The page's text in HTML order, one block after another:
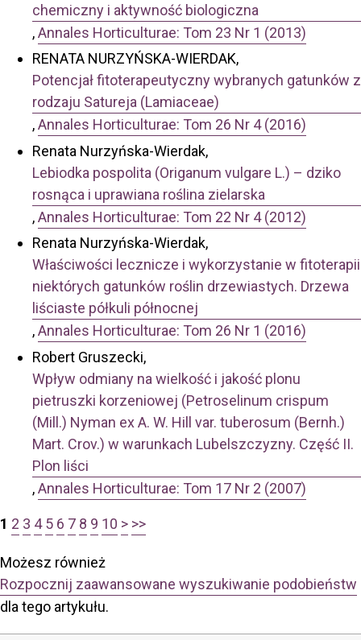
chemiczny i aktywność biologiczna
,Annales Horticulturae: Tom 23 Nr 1 (2013)
RENATA NURZYŃSKA-WIERDAK,
Potencjał fitoterapeutyczny wybranych gatunków z
rodzaju Satureja (Lamiaceae)
,Annales Horticulturae: Tom 26 Nr 4 (2016)
Renata Nurzyńska-Wierdak,
Lebiodka pospolita (Origanum vulgare L.) – dziko
rosnąca i uprawiana roślina zielarska
,Annales Horticulturae: Tom 22 Nr 4 (2012)
Renata Nurzyńska-Wierdak,
Właściwości lecznicze i wykorzystanie w fitoterapii
niektórych gatunków roślin drzewiastych. Drzewa
liściaste półkuli północnej
,Annales Horticulturae: Tom 26 Nr 1 (2016)
Robert Gruszecki,
Wpływ odmiany na wielkość i jakość plonu
pietruszki korzeniowej (Petroselinum crispum
(Mill.) Nyman ex A. W. Hill var. tuberosum (Bernh.)
Mart. Crov.) w warunkach Lubelszczyzny. Część II.
Plon liści
,Annales Horticulturae: Tom 17 Nr 2 (2007)
1 2 3 4 5 6 7 8 9 10 > >>
Możesz również
Rozpocznij zaawansowane wyszukiwanie podobieństw
dla tego artykułu.